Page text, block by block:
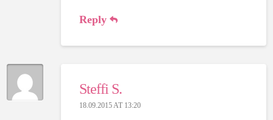
Reply
Steffi S.
18.09.2015 AT 13:20